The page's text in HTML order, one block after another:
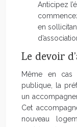
Anticipez
en
Le devoir
Même en
publique, la
un
Cet
nouveau